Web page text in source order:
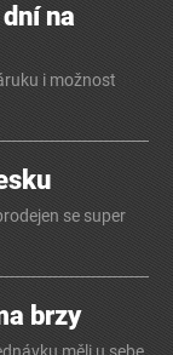
na
i možnost
se super
brzy